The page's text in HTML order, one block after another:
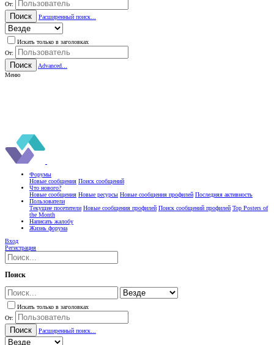
От:
Поиск Расширенный поиск...
Искать только в заголовках
От:
Поиск
Advanced...
Меню
Форумы
Новые сообщения Поиск сообщений
Что нового?
Новые сообщения Новые ресурсы Новые сообщения профилей Последняя активность
Пользователи
Текущие посетители Новые сообщения профилей Поиск сообщений профилей Top Posters of
the Month
Написать жалобу
Жизнь форума
Вход
Регистрация
Поиск
Искать только в заголовках
От:
Поиск Расширенный поиск...